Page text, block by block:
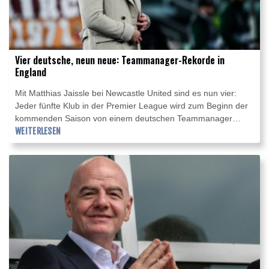
Vier deutsche, neun neue: Teammanager-Rekorde in
England
Mit Matthias Jaissle bei Newcastle United sind es nun vier:
Jeder fünfte Klub in der Premier League wird zum Beginn der
kommenden Saison von einem deutschen Teammanager
geführt. Das ist ebenso Rekord wie der Fakt, dass neun der 20
Vereine in der Sommerpause auf ihrer Schlüsselposition
gewechselt haben. Die bisherige Bestmarke in Englands
höchster Fußball-Spielklasse stammte aus der Saison
2016/17, als acht Klubs wechselten - unter anderem begann
damals die Ära von Pep Guardiola bei Manchester City, die
WEITERLESEN